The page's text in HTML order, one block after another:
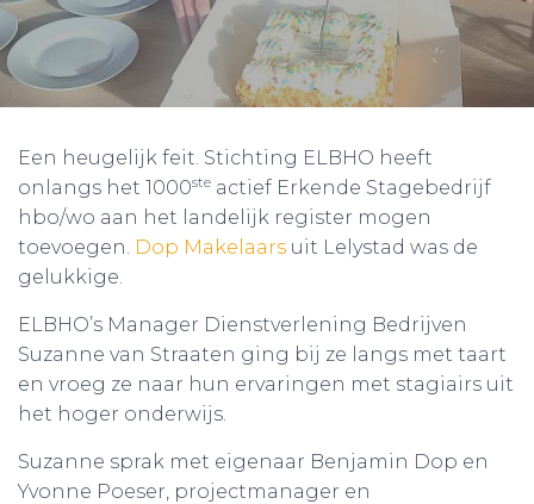
Een heugelijk feit. Stichting ELBHO heeft
onlangs het 1000ste actief Erkende Stagebedrijf
hbo/wo aan het landelijk register mogen
toevoegen. Dop Makelaars uit Lelystad was de
gelukkige.
ELBHO’s Manager Dienstverlening Bedrijven
Suzanne van Straaten ging bij ze langs met taart
en vroeg ze naar hun ervaringen met stagiairs uit
het hoger onderwijs.
Suzanne sprak met eigenaar Benjamin Dop en
Yvonne Poeser, projectmanager en